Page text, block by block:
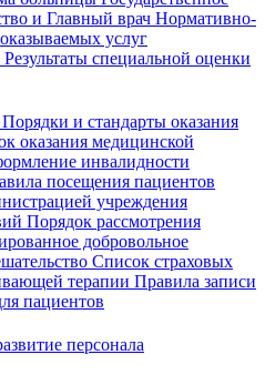
и Главный врач Нормативно-
услуг
Результаты специальной оценки
Порядки и стандарты оказания
оказания медицинской
инвалидности
посещения пациентов
учреждения
Порядок рассмотрения
добровольное
Список страховых
терапии Правила записи
пациентов
персонала